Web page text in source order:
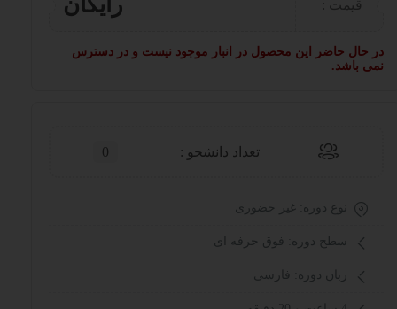
قیمت :
در حال حاضر این محصول در انبار موجود نیست و در دسترس
نمی باشد.
تعداد دانشجو : 0
نوع دوره: غیر حضوری
سطح دوره: فوق حرفه ای
زبان دوره: فارسی